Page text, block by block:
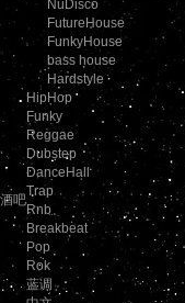
NuDisco
FutureHouse
FunkyHouse
bass house
Hardstyle
酒吧
HipHop
Funky
Reggae
Dubstep
DanceHall
Trap
Rnb
Breakbeat
Pop
Rok
蓝调